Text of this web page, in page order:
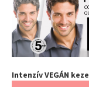
Intenzív VEGÁN